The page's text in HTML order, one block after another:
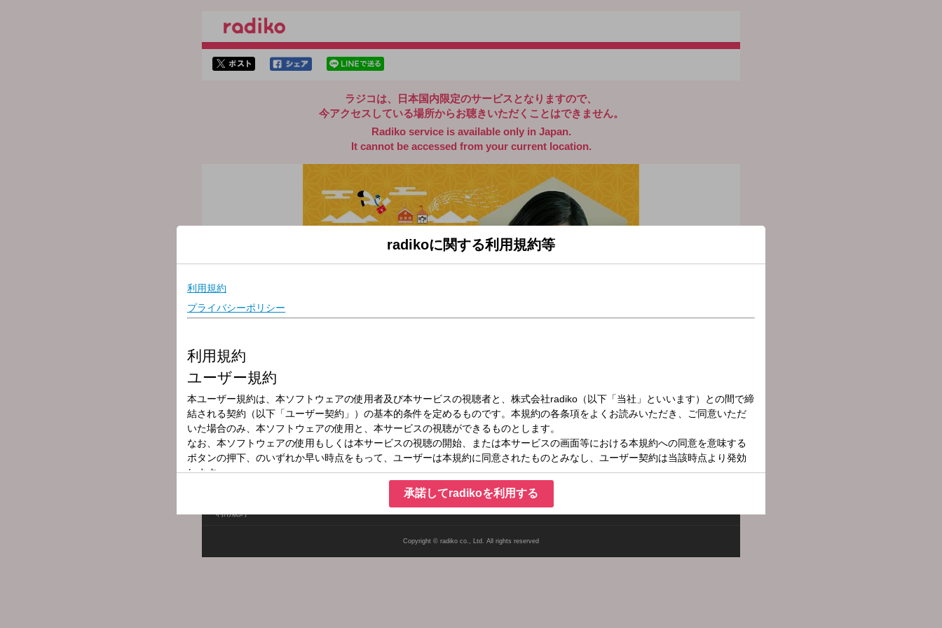
ラジコは、日本国内限定のサービスとなりますので、
今アクセスしている場所からお聴きいただくことはできません。
Radiko service is available only in Japan.
It cannot be accessed from your current location.
放送局
放送時間
2026年6月2日（火）06:30～06:40
番組名
黒木瞳のあさナビ
利用規約
Copyright © radiko co., Ltd. All rights reserved
radikoに関する利用規約等
承諾してradikoを利用する